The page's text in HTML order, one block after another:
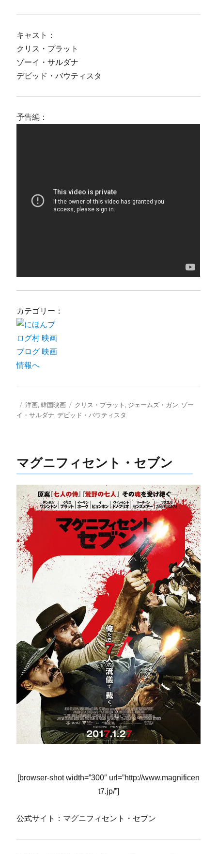
キャスト：
クリス・プラット
ゾーイ・サルダナ
デビッド・バウティスタ
予告編：
カテゴリー：
投
稿
カ
テ
洋画,韓国映画
タ
グ
クリス・プラット , ジェームズ・ガン, ゾー
イ・サルダナ,デビッド・バウティスタ
マグニフィセント・セブン
[browser-shot width=”300″ url=”http://www.magnificen
t7.jp/”]
公式サイト：マグニフィセント・セブン